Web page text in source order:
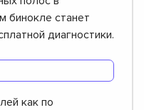
бинокле станет
диагностики.
как по